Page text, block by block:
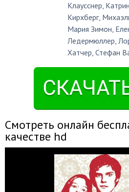
Клаусснер,
Кирхберг,
Мария Зимон,
Ледермюллер,
Хатчер,Стефан
Смотреть онлайн
качестве hd